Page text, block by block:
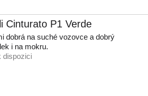
Cinturato P1 Verde
dobrá na suché vozovce a dobrý
i na mokru.
dispozici